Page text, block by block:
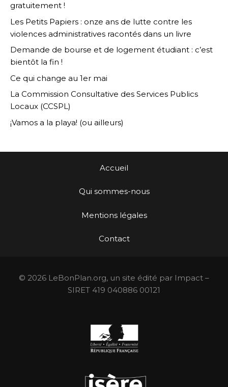
gratuitement !
Les Petits Papiers : onze ans de lutte contre les
violences administratives racontés dans un livre
Demande de bourse et de logement étudiant : c’est
bientôt la fin !
Ce qui change au 1er mai
La Commission Consultative des Services Publics
Locaux (CCSPL)
¡Vamos a la playa! (ou ailleurs)
Accueil
Qui sommes-nous
Mentions légales
Contact
© 2026 LeBonPlan.org, un site édité par Impact –
SIRET 419 040886 00121